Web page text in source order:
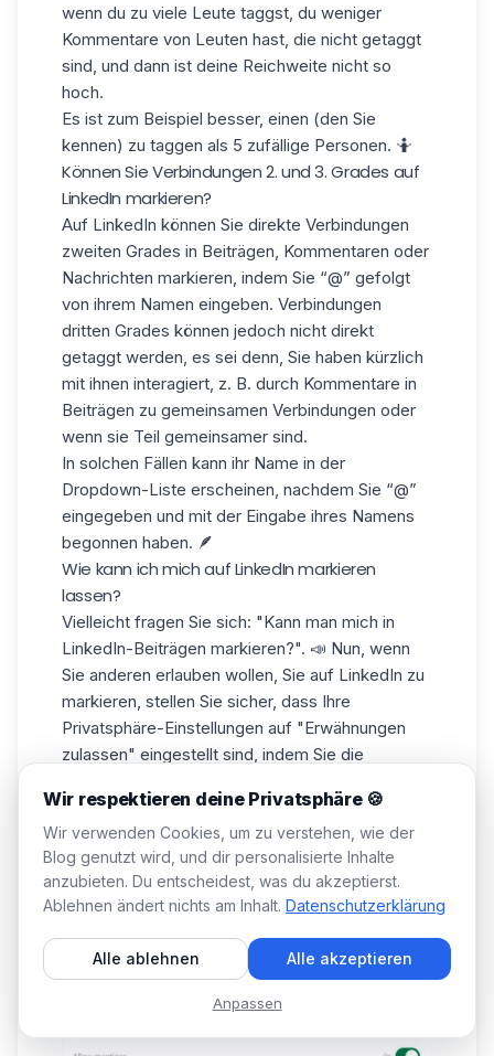
wenn du zu viele Leute taggst, du weniger
Kommentare von Leuten hast, die nicht getaggt
sind, und dann ist deine Reichweite nicht so
hoch.
Es ist zum Beispiel besser, einen (den Sie
kennen) zu taggen als 5 zufällige Personen. 🤷
Können Sie Verbindungen 2. und 3. Grades auf
LinkedIn markieren?
Auf LinkedIn können Sie direkte Verbindungen
zweiten Grades in Beiträgen, Kommentaren oder
Nachrichten markieren, indem Sie “@” gefolgt
von ihrem Namen eingeben. Verbindungen
dritten Grades können jedoch nicht direkt
getaggt werden, es sei denn, Sie haben kürzlich
mit ihnen interagiert, z. B. durch Kommentare in
Beiträgen zu gemeinsamen Verbindungen oder
wenn sie Teil gemeinsamer sind.
In solchen Fällen kann ihr Name in der
Dropdown-Liste erscheinen, nachdem Sie “@”
eingegeben und mit der Eingabe ihres Namens
begonnen haben. 🪶
Wie kann ich mich auf LinkedIn markieren
lassen?
Vielleicht fragen Sie sich: "Kann man mich in
LinkedIn-Beiträgen markieren?". 📣 Nun, wenn
Sie anderen erlauben wollen, Sie auf LinkedIn zu
markieren, stellen Sie sicher, dass Ihre
Privatsphäre-Einstellungen auf "Erwähnungen
zulassen" eingestellt sind, indem Sie die
Sie finden diese Einstellung im Menü
“Sichtbarkeit” in Ihren Privatsphäre-
Einstellungen, unter "Sichtbarkeit Ihrer LinkedIn-
Aktivitäten" und"Erwähnungen oder Tags", dort
können Sie auswählen, wer Sie in seinen
Beiträgen und Kommentaren erwähnen darf.
Wir respektieren deine Privatsphäre 🍪
Wir verwenden Cookies, um zu verstehen, wie der
Blog genutzt wird, und dir personalisierte Inhalte
anzubieten. Du entscheidest, was du akzeptierst.
Ablehnen ändert nichts am Inhalt. Datenschutzerklärung
Alle ablehnen Alle akzeptieren
Anpassen